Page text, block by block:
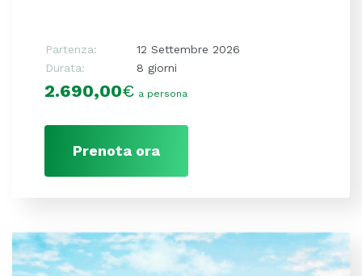
Partenza:
12 Settembre 2026
Durata:
8 giorni
2.690,00€ a persona
Prenota ora